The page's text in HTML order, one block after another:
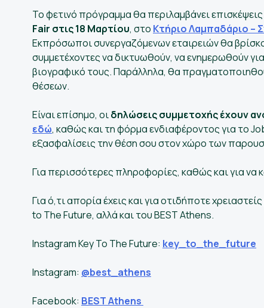
Το φετινό πρόγραμμα θα περιλαμβάνει
Fair στις 18 Μαρτίου, στο Κτήριο Λαμπαδάριο –
Εκπρόσωποι συνεργαζόμενων εταιρειών θα
συμμετέχοντες να δικτυωθούν, να ενημερωθούν
βιογραφικό τους. Παράλληλα, θα
θέσεων.
Είναι επίσημο, οιδηλώσεις συμμετοχής έχουν
εδώ, καθώς και τη φόρμα ενδιαφέροντος για το
εξασφαλίσεις την θέση σου στον χώρο των
Για περισσότερες πληροφορίες, καθώς και για να
Για ό,τι απορία έχεις και για οτιδήποτε
to The Future, αλλά και του BEST Athens.
Instagram Key To The Future: key_to_the_future
Instagram: @best_athens
Facebook: BEST Athens